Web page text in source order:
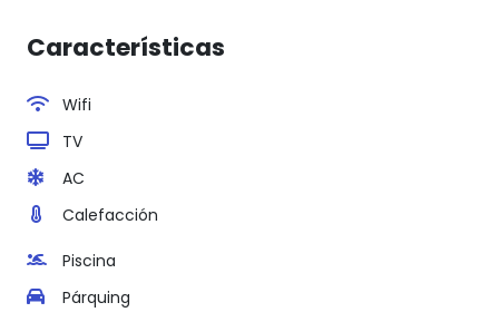
Características
Wifi
TV
AC
Calefacción
Piscina
Párquing